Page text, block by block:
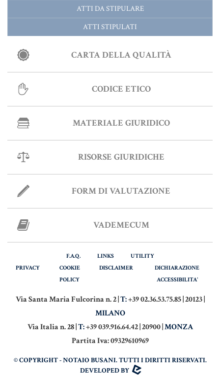
ATTI DA STIPULARE
ATTI STIPULATI
CARTA DELLA QUALITÀ
CODICE ETICO
MATERIALE GIURIDICO
RISORSE GIURIDICHE
FORM DI VALUTAZIONE
VADEMECUM
F.A.Q. LINKS
UTILITY
PRIVACY
COOKIE
POLICY
DISCLAIMER
DICHIARAZIONE
ACCESSIBILITA'
Via Santa Maria Fulcorina n. 2 | T:+39 02.36.53.75.85 | 20123 |
MILANO
Via Italia n. 28 | T:+39 039.916.64.42 | 20900 | MONZA
Partita Iva: 09329610969
© COPYRIGHT - NOTAIO BUSANI. TUTTI I DIRITTI RISERVATI.
DEVELOPED BY